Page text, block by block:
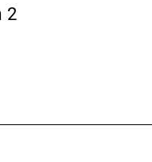
2 תגובות